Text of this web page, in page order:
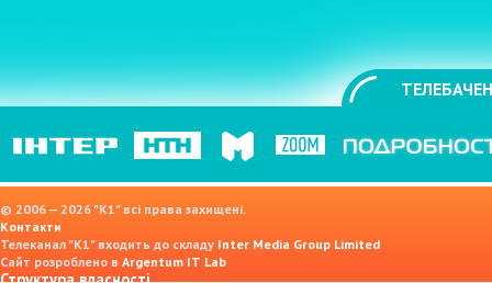
© 2006 — 2026 "K1" всі права захищені.
Контакти
Телеканал "К1" входить до складу Inter Media Group Limited
Сайт розроблено в Argentum IT Lab